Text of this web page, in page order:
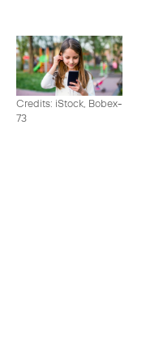
Credits: iStock, Bobex-
73